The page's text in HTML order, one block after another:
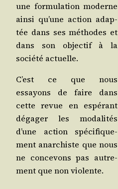
une for­mu­la­tion moderne
ain­si qu’une action adap­
tée dans ses méthodes et
dans son objec­tif à la
socié­té actuelle.
C’est ce que nous
essayons de faire dans
cette revue en espé­rant
déga­ger les moda­li­tés
d’une action spé­ci­fi­que­
ment anar­chiste que nous
ne conce­vons pas autre­
ment que non violente.